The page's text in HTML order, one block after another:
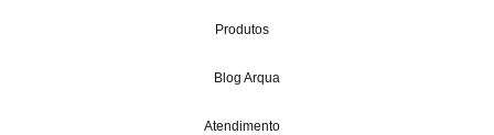
Produtos
Blog Arqua
Atendimento